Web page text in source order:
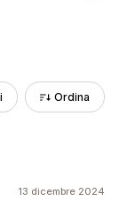
Ordina
13 dicembre 2024